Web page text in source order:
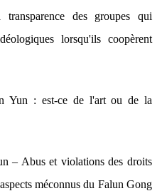
des groupes qui
lorsqu'ils coopèrent
Yun : est-ce de l'art ou de la
– Abus et violations des droits
méconnus du Falun Gong